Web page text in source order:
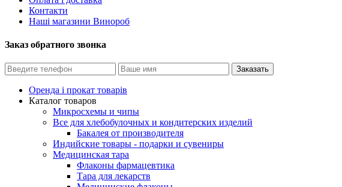
Контакти
Наші магазини Винороб
Заказ обратного звонка
Оренда і прокат товарів
Каталог товаров
Микросхемы и чипы
Все для хлебобулочных и кондитерских изделий
Бакалея от производителя
Индийские товары - подарки и сувениры
Медицинская тара
Флаконы фармацевтика
Тара для лекарств